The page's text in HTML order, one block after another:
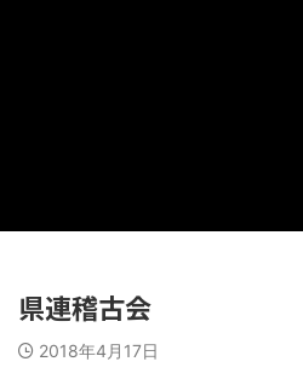
県連稽古会
2018年4月17日